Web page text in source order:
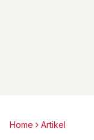
Home Artikel